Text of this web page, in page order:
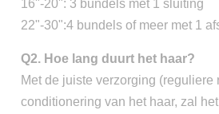
16"-20": 3 bundels met 1 sluiting
22"-30":4 bundels of meer met 1
Q2. Hoe lang duurt het haar?
Met de juiste verzorging (reguliere
conditionering van het haar, zal